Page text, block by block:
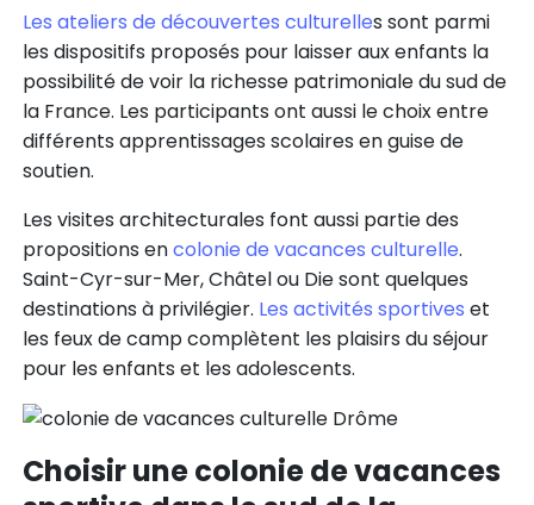
Les ateliers de découvertes culturelles sont parmi
les dispositifs proposés pour laisser aux enfants la
possibilité de voir la richesse patrimoniale du sud de
la France. Les participants ont aussi le choix entre
différents apprentissages scolaires en guise de
soutien.
Les visites architecturales font aussi partie des
propositions encolonie de vacances culturelle.
Saint-Cyr-sur-Mer, Châtel ou Die sont quelques
destinations à privilégier. Les activités sportives et
les feux de camp complètent les plaisirs du séjour
pour les enfants et les adolescents.
Choisir une colonie de vacances